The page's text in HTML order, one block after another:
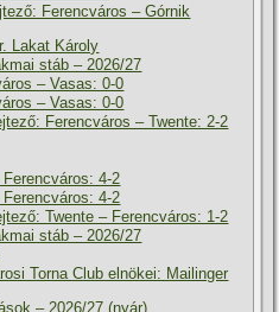
Ferencváros – Górnik
Lakat Károly
stáb – 2026/27
– Vasas: 0-0
– Vasas: 0-0
Ferencváros – Twente: 2-2
4-2
4-2
Twente – Ferencváros: 1-2
stáb – 2026/27
Torna Club elnökei: Mailinger
– 2026/27 (nyár)